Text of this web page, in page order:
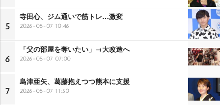
5
寺田心、ジム通いで筋トレ…激変
2026-08-07 10:46
6
「父の部屋を奪いたい」→大改造へ
2026-08-07 07:00
7
島津亜矢、葛藤抱えつつ熊本に支援
2026-08-07 11:50